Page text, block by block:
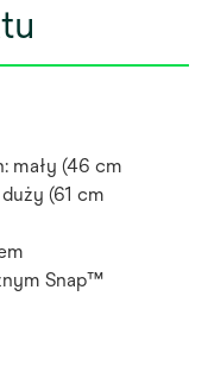
mały (46 cm
(61 cm
Snap™